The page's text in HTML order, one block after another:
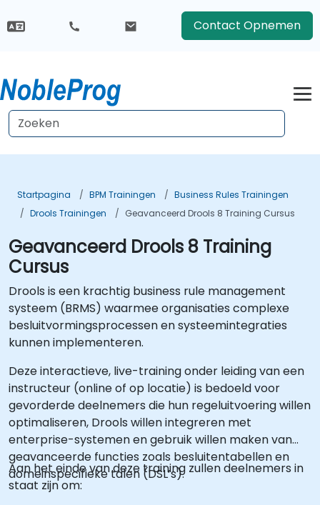
Contact Opnemen
Startpagina BPM Trainingen
Business Rules Trainingen
Drools Trainingen
Geavanceerd Drools 8 Training Cursus
Geavanceerd Drools 8 Training
Cursus
Drools is een krachtig business rule management
systeem (BRMS) waarmee organisaties complexe
besluitvormingsprocessen en systeemintegraties
kunnen implementeren.
Deze interactieve, live-training onder leiding van een
instructeur (online of op locatie) is bedoeld voor
gevorderde deelnemers die hun regeluitvoering willen
optimaliseren, Drools willen integreren met
enterprise-systemen en gebruik willen maken van
geavanceerde functies zoals besluitentabellen en
domeinspecifieke talen (DSL’s).
Aan het einde van deze training zullen deelnemers in
staat zijn om: